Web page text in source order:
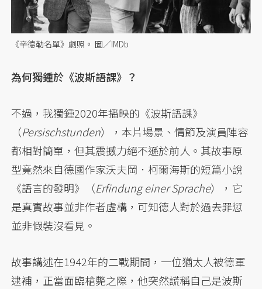
《辛德勒名單》劇照。 圖／IMDb
為何獨鍾於《波斯語課》？
不過，我獨鍾2020年播映的《波斯語課》
（Persischstunden），本片場景、情節及演員陣容
都相對簡單，但其震撼力絕不遜於前人。其故事原
型竟然來自德國作家沃夫岡．柯爾海斯的短篇小說
《語言的發明》（Erfindung einer Sprache），它
是真實故事並非作者虛構，可知德人對於過去罪愆
並非假裝沒看見。
故事講述在1942年的二戰期間，一位猶太人被德軍
逮補，正當面臨槍斃之際，他突然謊稱自己是波斯